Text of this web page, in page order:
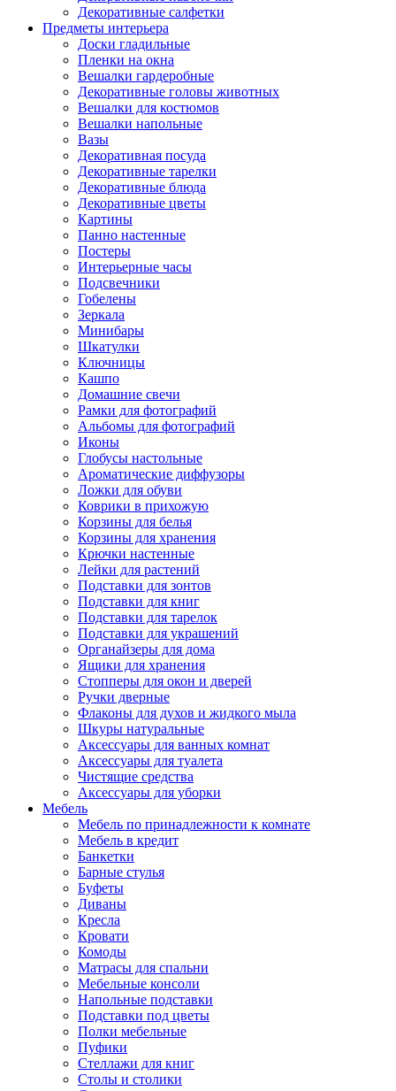
Декоративные салфетки
Предметы интерьера
Доски гладильные
Пленки на окна
Вешалки гардеробные
Декоративные головы животных
Вешалки для костюмов
Вешалки напольные
Вазы
Декоративная посуда
Декоративные тарелки
Декоративные блюда
Декоративные цветы
Картины
Панно настенные
Постеры
Интерьерные часы
Подсвечники
Гобелены
Зеркала
Минибары
Шкатулки
Ключницы
Кашпо
Домашние свечи
Рамки для фотографий
Альбомы для фотографий
Иконы
Глобусы настольные
Ароматические диффузоры
Ложки для обуви
Коврики в прихожую
Корзины для белья
Корзины для хранения
Крючки настенные
Лейки для растений
Подставки для зонтов
Подставки для книг
Подставки для тарелок
Подставки для украшений
Органайзеры для дома
Ящики для хранения
Стопперы для окон и дверей
Ручки дверные
Флаконы для духов и жидкого мыла
Шкуры натуральные
Аксессуары для ванных комнат
Аксессуары для туалета
Чистящие средства
Аксессуары для уборки
Мебель
Мебель по принадлежности к комнате
Мебель в кредит
Банкетки
Барные стулья
Буфеты
Диваны
Кресла
Кровати
Комоды
Матрасы для спальни
Мебельные консоли
Напольные подставки
Подставки под цветы
Полки мебельные
Пуфики
Стеллажи для книг
Столы и столики